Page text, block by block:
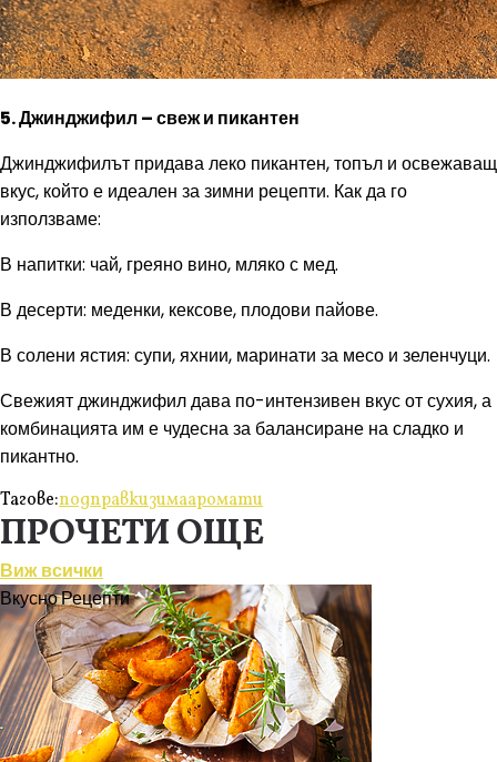
5. Джинджифил – свеж и пикантен
Джинджифилът придава леко пикантен, топъл и освежаващ
вкус, който е идеален за зимни рецепти. Как да го
използваме:
В напитки: чай, греяно вино, мляко с мед.
В десерти: меденки, кексове, плодови пайове.
В солени ястия: супи, яхнии, маринати за месо и зеленчуци.
Свежият джинджифил дава по-интензивен вкус от сухия, а
комбинацията им е чудесна за балансиране на сладко и
пикантно.
Тагове:подправкизимааромати
ПРОЧЕТИ ОЩЕ
Виж всички
ВкусноРецепти